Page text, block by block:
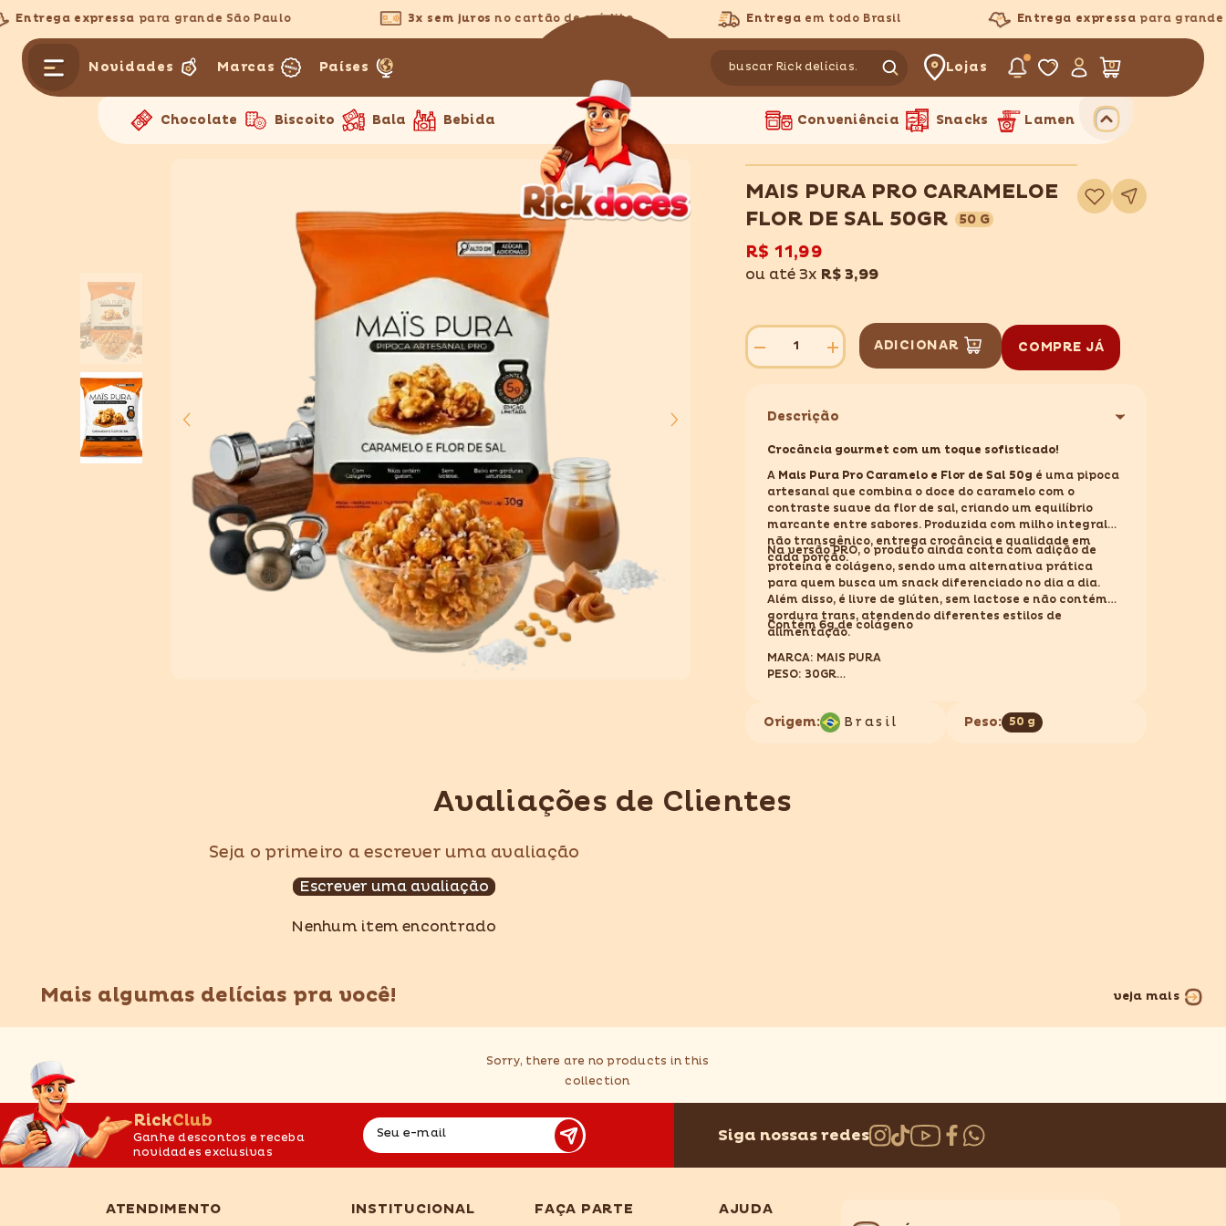
expressapara grande São Paulo 3x sem jurosno cartão de crédito Entregaem todo Brasil Entrega expressapara grande
Novidades Marcas Países Lojas 00
Chocolate Biscoito Bala Bebida Conveniência Snacks Lamen
MAIS PURA PRO CARAMELOE
FLOR DE SAL 50GR
50 G
Adicionar
à
lista
R$ 11,99
ou até 3x R$ 3,99
Diminuir
quantidade
PRO
FLOR
SAL
50GR
Aumentar
quantidade
PRO
FLOR
SAL
50GR
ADICIONAR COMPRE JÁ
Descrição
Crocância gourmet com um toque sofisticado!
A Mais Pura Pro Caramelo e Flor de Sal 50g é uma pipoca
artesanal que combina o doce do caramelo com o
contraste suave da flor de sal, criando um equilíbrio
marcante entre sabores. Produzida com milho integral
não transgênico, entrega crocância e qualidade em
cada porção.
Na versão PRO, o produto ainda conta com adição de
proteína e colágeno, sendo uma alternativa prática
para quem busca um snack diferenciado no dia a dia.
Além disso, é livre de glúten, sem lactose e não contém
gordura trans, atendendo diferentes estilos de
alimentação.
Contém 6g de colágeno
MARCA: MAIS PURA
PESO: 30GR
Origem: Brasil Peso: 50 g
Avaliações de Clientes
Seja o primeiro a escrever uma avaliação
Escrever uma avaliação
Nenhum item encontrado
Mais algumas delícias pra você! veja mais
Sorry, there are no products in this
collection
RickClub
Ganhe descontos e receba
novidades exclusivas
Seu e-mail Siga nossas redes
ATENDIMENTO INSTITUCIONAL FAÇA PARTE
AJUDA